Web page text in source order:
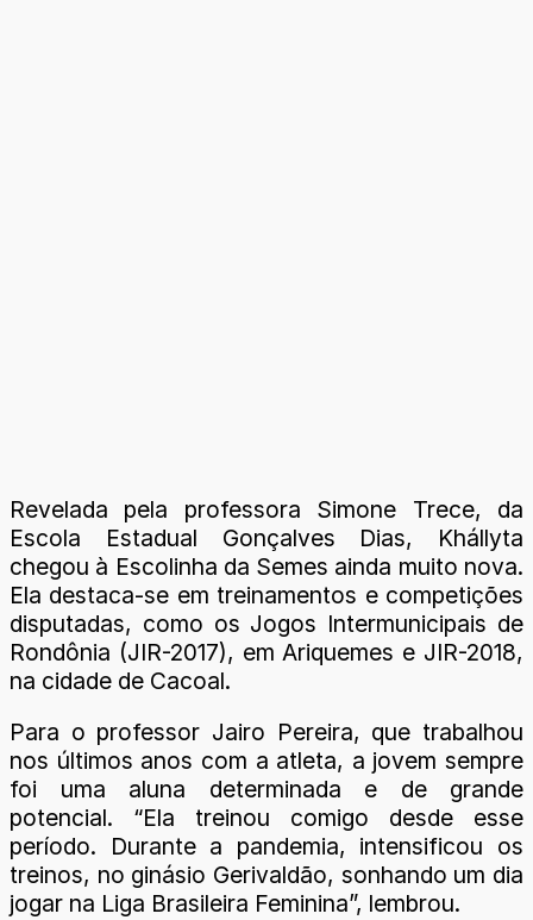
Revelada pela professora Simone Trece, da
Escola Estadual Gonçalves Dias, Khállyta
chegou à Escolinha da Semes ainda muito nova.
Ela destaca-se em treinamentos e competições
disputadas, como os Jogos Intermunicipais de
Rondônia (JIR-2017), em Ariquemes e JIR-2018,
na cidade de Cacoal.
Para o professor Jairo Pereira, que trabalhou
nos últimos anos com a atleta, a jovem sempre
foi uma aluna determinada e de grande
potencial. “Ela treinou comigo desde esse
período. Durante a pandemia, intensificou os
treinos, no ginásio Gerivaldão, sonhando um dia
jogar na Liga Brasileira Feminina”, lembrou.